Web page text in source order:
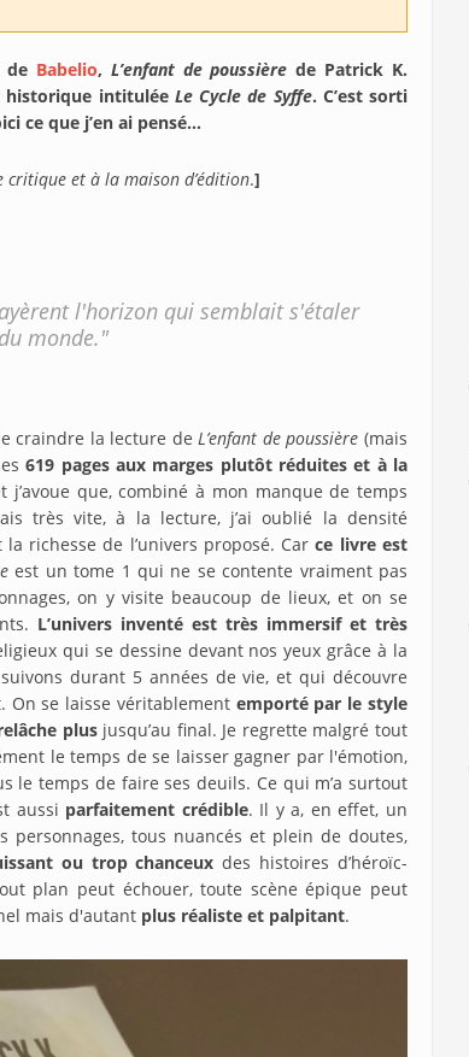
de Babelio, L’enfant de poussière de Patrick K.
historique intitulée Le Cycle de Syffe. C’est sorti
ce que j’en ai pensé…
et à la maison d’édition.]
l'horizon qui semblait s'étaler
monde."
craindre la lecture deL’enfant de poussière (mais
619 pages aux marges plutôt réduites et à la
j’avoue que, combiné à mon manque de temps
très vite, à la lecture, j’ai oublié la densité
richesse de l’univers proposé. Carce livre est
est un tome 1 qui ne se contente vraiment pas
on y visite beaucoup de lieux, et on se
L’univers inventé est très immersif et très
qui se dessine devant nos yeux grâce à la
durant 5 années de vie, et qui découvre
On se laisse véritablement emporté par le style
plusjusqu’au final. Je regrette malgré tout
le temps de se laisser gagner par l'émotion,
le temps de faire ses deuils. Ce qui m’a surtout
aussi parfaitement crédible. Il y a, en effet, un
tous nuancés et plein de doutes,
ou trop chanceux des histoires d’héroïc-
plan peut échouer, toute scène épique peut
mais d'autant plus réaliste et palpitant.